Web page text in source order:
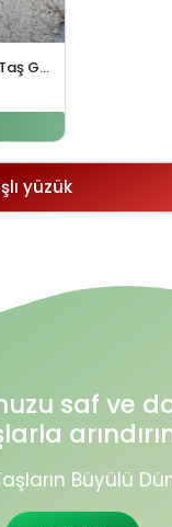
Mavi Kalsedon Doğal Taş Gümüş Yüzük
yüzük
saf ve
Büyülü